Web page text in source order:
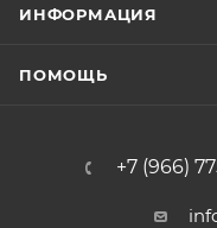
ИНФОРМАЦИЯ
ПОМОЩЬ
+7 (966)